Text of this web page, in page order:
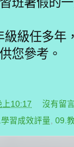
級任多年
您參考。
上10:17
沒有留
習成效評量 09.